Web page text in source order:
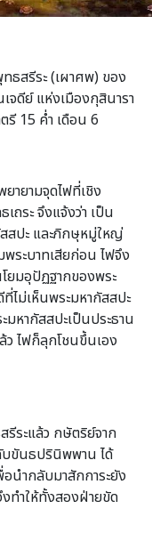
ธสรีระ (เผาศพ) ของ
ดีย์ แห่งเมืองกุสินารา
รี 15 ค่ำ เดือน 6
ายามจุดไฟที่เชิง
ถระ จึงแจ้งว่า เป็น
สสปะ และภิกษุหมู่ใหญ่
ระบาทเสียก่อน ไฟจึง
โยมอุปัฏฐากของพระ
ไม่เห็นพระมหากัสสปะ
หากัสสปะเป็นประธาน
ไฟก็ลุกโชนขึ้นเอง
รีระแล้ว กษัตริย์จาก
บขันธปรินิพพาน ได้
นำกลับมาสักการะยัง
ทำให้ทั้งสองฝ่ายขัด